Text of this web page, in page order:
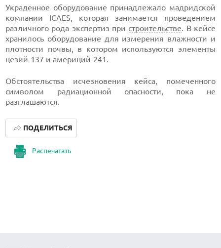
Украденное оборудование принадлежало мадридской
компании ICAES, которая занимается проведением
различного рода экспертиз при строительстве. В кейсе
хранилось оборудование для измерения влажности и
плотности почвы, в котором используются элементы
цезий-137 и америций-241.
Обстоятельства исчезновения кейса, помеченного
символом радиационной опасности, пока не
разглашаются.
Распечатать
ПОДЕЛИТЬСЯ